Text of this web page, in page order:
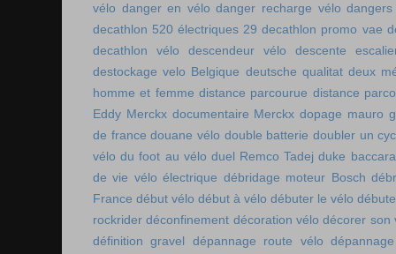
vélo danger en vélo danger recharge vélo
decathlon 520 électriques 29 decathlon promo vae
decathlon vélo
descendeur vélo
descente
destockage velo Belgique deutsche qualitat deux
homme et femme distance parcourue distance
Eddy Merckx documentaire Merckx dopage mauro
de france douane vélo double batterie doubler un
vélo du foot au vélo duel Remco Tadej duke baccara
de vie vélo électrique débridage moteur Bosch
France début vélo début à vélo débuter le vélo
rockrider déconfinement décoration vélo décorer son
définition gravel
dépannage route vélo